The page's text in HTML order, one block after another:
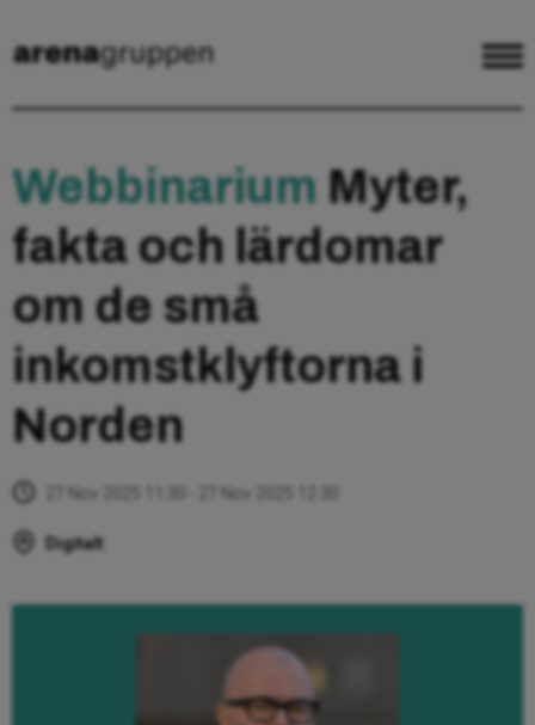
Webbinarium Myter,
fakta och lärdomar
om de små
inkomstklyftorna i
Norden
27 Nov 2025 11:30 - 27 Nov 2025 12:30
Digitalt